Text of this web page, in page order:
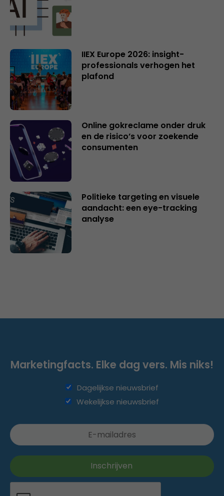
IIEX Europe 2026: insight-
professionals verhogen het
plafond
Online gokreclame onder druk
en de risico’s voor zoekende
consumenten
Politieke targeting en visuele
aandacht: een eye-tracking
analyse
Marketingfacts. Elke dag vers. Mis niks!
Dagelijkse nieuwsbrief
Wekelijkse nieuwsbrief